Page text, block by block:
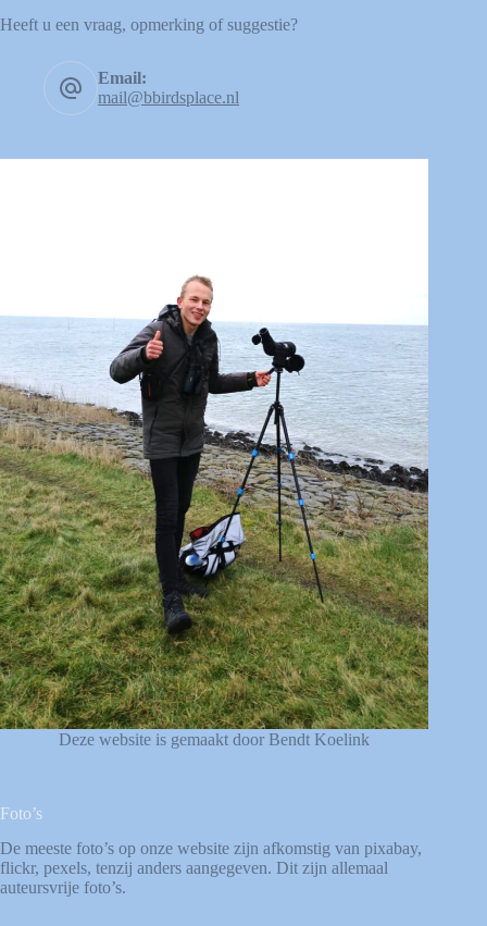
Heeft u een vraag, opmerking of suggestie?
Email:
mail@bbirdsplace.nl
Deze website is gemaakt door Bendt Koelink
Foto’s
De meeste foto’s op onze website zijn afkomstig van pixabay,
flickr, pexels, tenzij anders aangegeven. Dit zijn allemaal
auteursvrije foto’s.